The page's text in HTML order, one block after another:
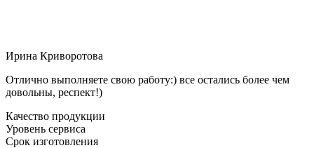
Ирина Криворотова
Отлично выполняете свою работу:) все остались более чем
довольны, респект!)
Качество продукции
Уровень сервиса
Срок изготовления